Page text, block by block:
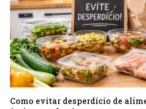
Como evitar desperdício de